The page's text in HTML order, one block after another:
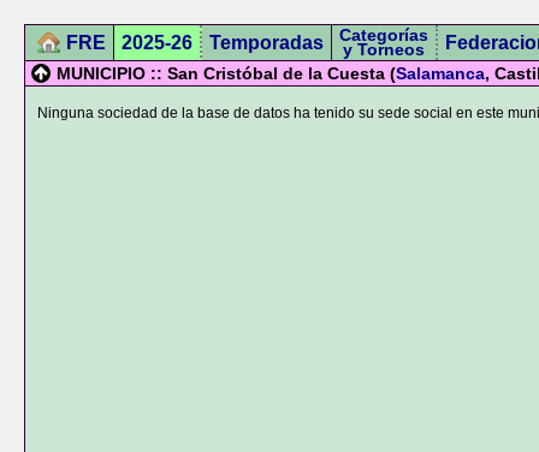
FRE 2025-26 Temporadas Categorías
y Torneos
MUNICIPIO :: San Cristóbal de la Cuesta (Salamanca,
Ninguna sociedad de la base de datos ha tenido su sede social en este